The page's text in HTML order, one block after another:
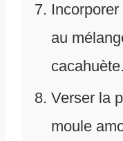
au
cacahuète.
Verser la
moule